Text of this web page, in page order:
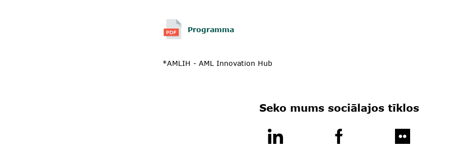
Programma
*AMLIH - AML Innovation Hub
Seko mums sociālajos tīklos